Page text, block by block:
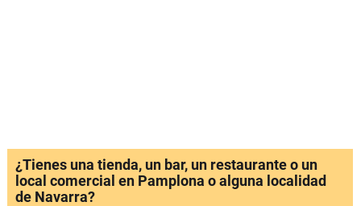
¿Tienes una tienda, un bar, un restaurante o un
local comercial en Pamplona o alguna localidad
de Navarra?